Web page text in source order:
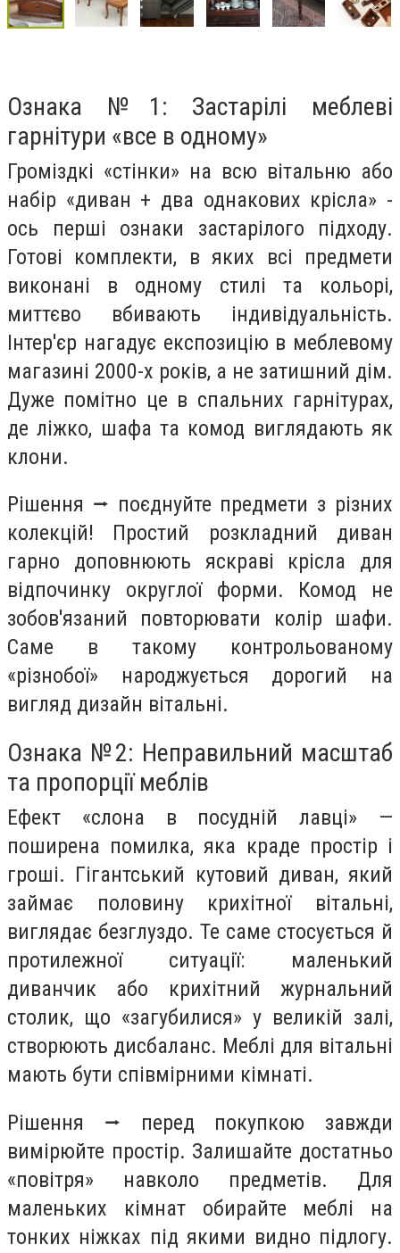
Ознака №1: Застарілі меблеві
гарнітури «все в одному»
Громіздкі «стінки» на всю вітальню або
набір «диван + два однакових крісла» -
ось перші ознаки застарілого підходу.
Готові комплекти, в яких всі предмети
виконані в одному стилі та кольорі,
миттєво вбивають індивідуальність.
Інтер'єр нагадує експозицію в меблевому
магазині 2000-х років, а не затишний дім.
Дуже помітно це в спальних гарнітурах,
де ліжко, шафа та комод виглядають як
клони.
Рішення ⭢ поєднуйте предмети з різних
колекцій! Простий розкладний диван
гарно доповнюють яскраві крісла для
відпочинку округлої форми. Комод не
зобов'язаний повторювати колір шафи.
Саме в такому контрольованому
«різнобої» народжується дорогий на
вигляд дизайн вітальні.
Ознака №2: Неправильний масштаб
та пропорції меблів
Ефект «слона в посудній лавці» —
поширена помилка, яка краде простір і
гроші. Гігантський кутовий диван, який
займає половину крихітної вітальні,
виглядає безглуздо. Те саме стосується й
протилежної ситуації: маленький
диванчик або крихітний журнальний
столик, що «загубилися» у великій залі,
створюють дисбаланс. Меблі для вітальні
мають бути співмірними кімнаті.
Рішення ⭢ перед покупкою завжди
вимірюйте простір. Залишайте достатньо
«повітря» навколо предметів. Для
маленьких кімнат обирайте меблі на
тонких ніжках під якими видно підлогу.